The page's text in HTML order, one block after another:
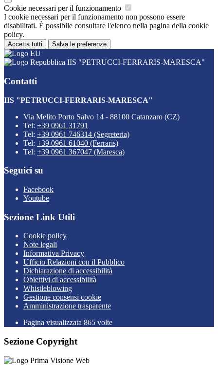
Cookie necessari per il funzionamento
I cookie necessari per il funzionamento non possono essere
disabilitati. È possibile consultare l'elenco nella pagina della cookie
policy.
Accetta tutti Salva le preferenze
IIS "PETRUCCI-FERRARIS-MARESCA"
Contatti
IIS "PETRUCCI-FERRARIS-MARESCA"
Via Melito Porto Salvo 14 - 88100 Catanzaro (CZ)
Tel: +39 0961 31791
Tel: +39 0961 746314 (Segreteria)
Tel: +39 0961 61040 (Ferraris)
Tel: +39 0961 367047 (Maresca)
Seguici su
Facebook
Youtube
Sezione Link Utili
Cookie policy
Note legali
Informativa Privacy
Ufficio Relazioni con il Pubblico
Dichiarazione di accessibilità
Obiettivi di accessibilità
Whistleblowing
Gestione consensi cookie
Amministrazione trasparente
Pagina visualizzata 865 volte
Sezione Copyright